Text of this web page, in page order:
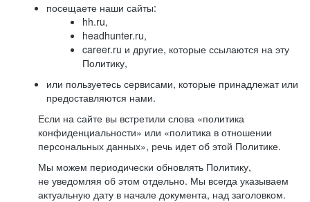
посещаете наши сайты:
hh.ru,
headhunter.ru,
career.ru и другие, которые ссылаются на эту
Политику,
или пользуетесь сервисами, которые принадлежат или
предоставляются нами.
Если на сайте вы встретили слова «политика
конфиденциальности» или «политика в отношении
персональных данных», речь идет об этой Политике.
Мы можем периодически обновлять Политику,
не уведомляя об этом отдельно. Мы всегда указываем
актуальную дату в начале документа, над заголовком.